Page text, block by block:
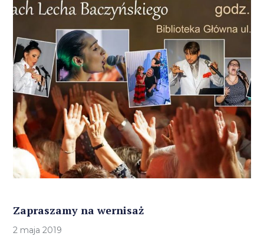
Zapraszamy na wernisaż
2 maja 2019